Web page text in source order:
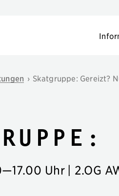
› Skatgruppe: Gereizt?
—17.00 Uhr | 2.OG